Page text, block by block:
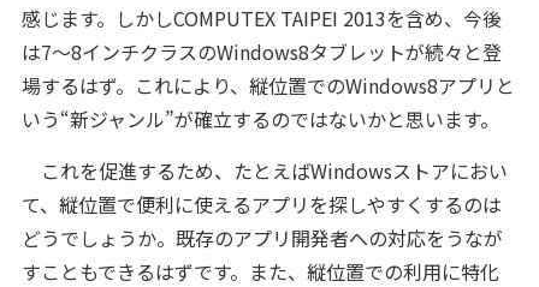
感じます。しかしCOMPUTEX TAIPEI 2013を含め、今後
は7～8インチクラスのWindows8タブレットが続々と登
場するはず。これにより、縦位置でのWindows8アプリと
いう“新ジャンル”が確立するのではないかと思います。
これを促進するため、たとえばWindowsストアにおい
て、縦位置で便利に使えるアプリを探しやすくするのは
どうでしょうか。既存のアプリ開発者への対応をうなが
すこともできるはずです。また、縦位置での利用に特化